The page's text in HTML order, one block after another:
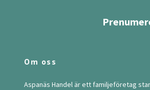
Om oss
Aspanäs Handel är ett familjeföretag